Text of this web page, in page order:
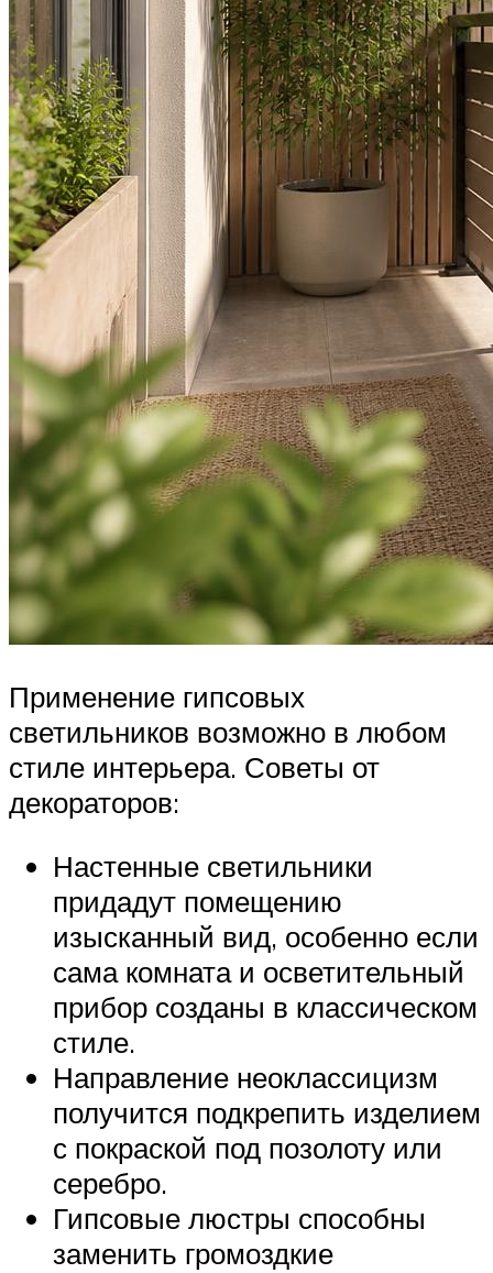
Применение гипсовых
светильников возможно в любом
стиле интерьера. Советы от
декораторов:
Настенные светильники
придадут помещению
изысканный вид, особенно если
сама комната и осветительный
прибор созданы в классическом
стиле.
Направление неоклассицизм
получится подкрепить изделием
с покраской под позолоту или
серебро.
Гипсовые люстры способны
заменить громоздкие